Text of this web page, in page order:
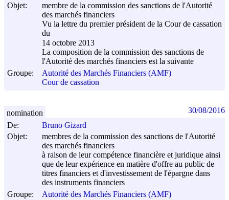
Objet:
membre de la commission des sanctions de l'Autorité
des marchés financiers
Vu la lettre du premier président de la Cour de cassation
du
14 octobre 2013
La composition de la commission des sanctions de
l'Autorité des marchés financiers est la suivante
Groupe:
Autorité des Marchés Financiers (AMF)
Cour de cassation
De:
Bruno Gizard
Objet:
membres de la commission des sanctions de l'Autorité
des marchés financiers
à raison de leur compétence financière et juridique ainsi
que de leur expérience en matière d'offre au public de
titres financiers et d'investissement de l'épargne dans
des instruments financiers
Groupe:
Autorité des Marchés Financiers (AMF)
nomination 30/08/2016